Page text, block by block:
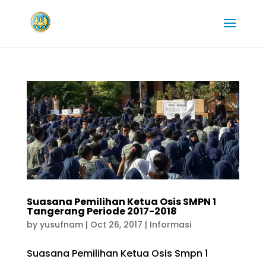
Suasana Pemilihan Ketua Osis SMPN 1
Tangerang Periode 2017-2018
by yusufnam| Oct 26, 2017 | Informasi
Suasana Pemilihan Ketua Osis Smpn 1